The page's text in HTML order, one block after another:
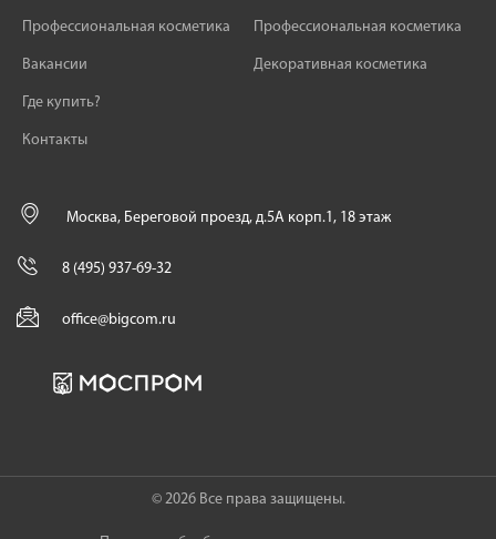
Профессиональная косметика
Вакансии
Где купить?
Контакты
Профессиональная косметика
Декоративная косметика
Москва, Береговой проезд, д.5А корп.1, 18 этаж
8 (495) 937-69-32
office@bigcom.ru
© 2026 Все права защищены.